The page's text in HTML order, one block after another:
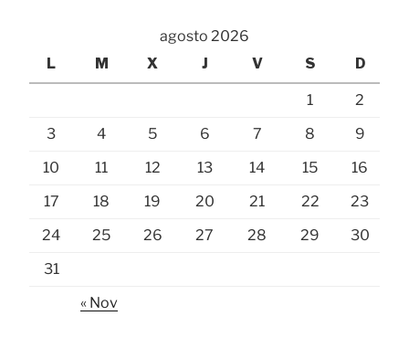
agosto 2026
L
M X J V S D
1
2
3
4 5 6 7 8
9
10
11 12 13 14 15
16
17
18 19 20 21 22
23
24
25 26 27 28 29
30
31
« Nov